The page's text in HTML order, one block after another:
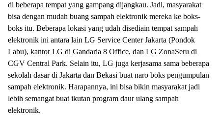
di beberapa tempat yang gampang dijangkau. Jadi, masyarakat
bisa dengan mudah buang sampah elektronik mereka ke boks-
boks itu. Beberapa lokasi yang udah disediain tempat sampah
elektronik ini antara lain LG Service Center Jakarta (Pondok
Labu), kantor LG di Gandaria 8 Office, dan LG ZonaSeru di
CGV Central Park. Selain itu, LG juga kerjasama sama beberapa
sekolah dasar di Jakarta dan Bekasi buat naro boks pengumpulan
sampah elektronik. Harapannya, ini bisa bikin masyarakat jadi
lebih semangat buat ikutan program daur ulang sampah
elektronik.